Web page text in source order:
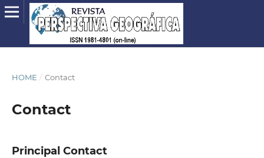
HOME / Contact
Contact
Principal Contact